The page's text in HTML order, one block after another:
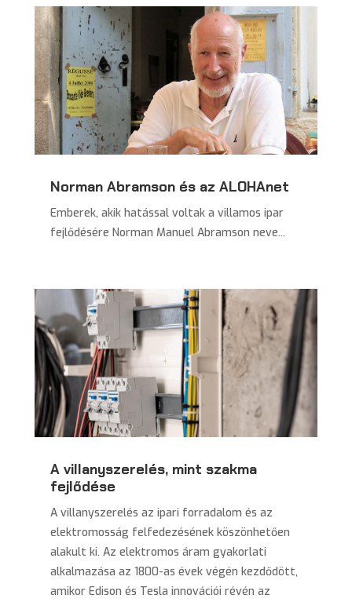
Norman Abramson és az ALOHAnet
Emberek, akik hatással voltak a villamos ipar
fejlődésére Norman Manuel Abramson neve...
A villanyszerelés, mint szakma
fejlődése
A villanyszerelés az ipari forradalom és az
elektromosság felfedezésének köszönhetően
alakult ki. Az elektromos áram gyakorlati
alkalmazása az 1800-as évek végén kezdődött,
amikor Edison és Tesla innovációi révén az